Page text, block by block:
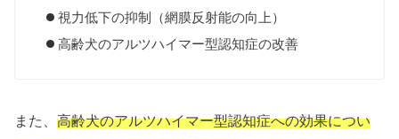
視力低下の抑制（網膜反射能の向上）
高齢犬のアルツハイマー型認知症の改善
また、高齢犬のアルツハイマー型認知症への効果につい